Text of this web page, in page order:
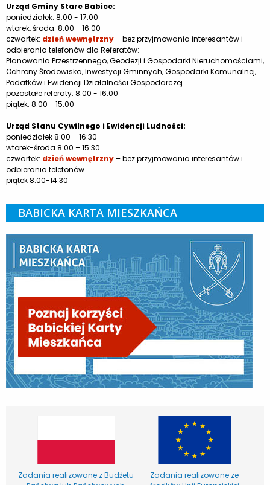
Urząd Gminy Stare Babice:
poniedziałek: 8.00 - 17.00
wtorek, środa: 8.00 - 16.00
czwartek: dzień wewnętrzny– bez przyjmowania interesantów i
odbierania telefonów dla Referatów:
Planowania Przestrzennego, Geodezji i Gospodarki Nieruchomościami,
Ochrony Środowiska, Inwestycji Gminnych, Gospodarki Komunalnej,
Podatków i Ewidencji Działalności Gospodarczej
pozostałe referaty: 8.00 - 16.00
piątek: 8.00 - 15.00
Urząd Stanu Cywilnego i Ewidencji Ludności:
poniedziałek 8:00 – 16:30
wtorek-środa 8:00 – 15:30
czwartek: dzień wewnętrzny– bez przyjmowania interesantów i
odbierania telefonów
piątek 8:00-14:30
BABICKA KARTA MIESZKAŃCA
Zadania realizowane z Budżetu
Zadania realizowane ze